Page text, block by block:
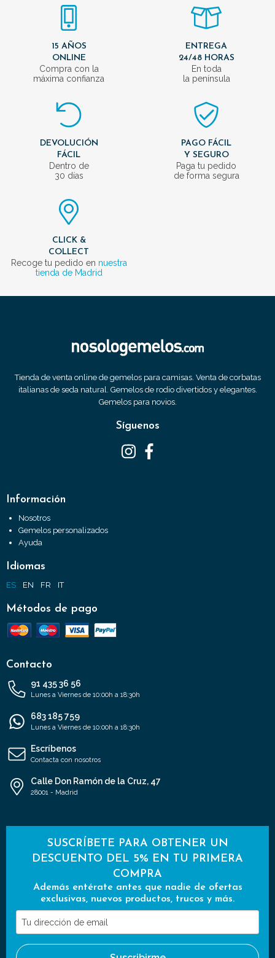
15 AÑOS
ONLINE
Compra con la
máxima confianza
ENTREGA
24/48 HORAS
En toda
la península
DEVOLUCIÓN
FÁCIL
Dentro de
30 días
PAGO FÁCIL
Y SEGURO
Paga tu pedido
de forma segura
CLICK &
COLLECT
Recoge tu pedido en nuestra
tienda de Madrid
Tienda de venta online de gemelos para camisas. Venta de corbatas
italianas de seda natural. Gemelos de rodio divertidos y elegantes.
Gemelos para novios.
Síguenos
Información
Nosotros
Gemelos personalizados
Ayuda
Idiomas
ES EN FR IT
Métodos de pago
Contacto
91 435 36 56
Lunes a Viernes de 10:00h a 18:30h
683 185 759
Lunes a Viernes de 10:00h a 18:30h
Escríbenos
Contacta con nosotros
Calle Don Ramón de la Cruz, 47
28001 - Madrid
SUSCRÍBETE PARA OBTENER UN
DESCUENTO DEL 5% EN TU PRIMERA
COMPRA
Además entérate antes que nadie de ofertas
exclusivas, nuevos productos, trucos y más.
Tu
dirección
de